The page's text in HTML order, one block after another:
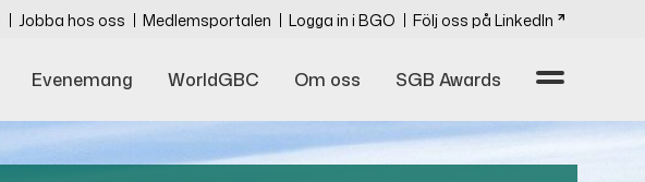
Jobba hos oss Medlemsportalen Logga in i BGO Följ oss på LinkedIn
Evenemang WorldGBC Om oss SGB Awards